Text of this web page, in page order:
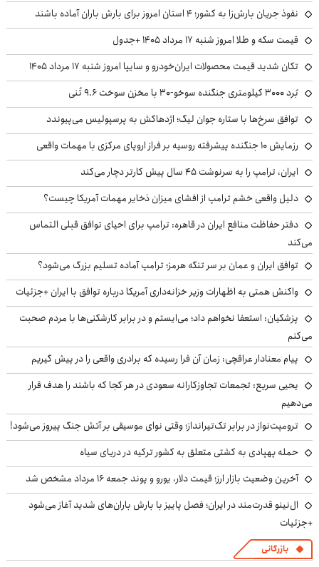
نفوذ جریان بارش‌زا به کشور؛ ۴ استان امروز برای بارش باران آماده باشند
قیمت سکه و طلا امروز شنبه ۱۷ مرداد ۱۴۰۵ +جدول
تکان شدید قیمت محصولات ایران‌خودرو و سایپا امروز شنبه ۱۷ مرداد ۱۴۰۵
بُرد ۳۰۰۰ کیلومتری جنگنده سوخو-۳۰ با مخزن سوخت ۹.۶ تُنی
توافق سرخ‌ها با ستاره جوان لیگ؛ اژدهاکش به پرسپولیس می‌پیوندد
رزمایش ۱۰ جنگنده پیشرفته روسیه بر فراز اروپای مرکزی با مهمات واقعی
ایران، ترامپ را به سرنوشت ۴۵ سال پیش کارتر دچار می‌کند
دلیل واقعی خشم ترامپ از افشای میزان ذخایر مهمات آمریکا چیست؟
دفتر حفاظت منافع ایران در قاهره: ترامپ برای احیای توافق قبلی التماس
می‌کند
توافق ایران و عمان بر سر تنگه هرمز؛ ترامپ آماده تسلیم بزرگ می‌شود؟
واکنش همتی به اظهارات وزیر خزانه‌داری آمریکا درباره توافق با ایران +جزئیات
پزشکیان: استعفا نخواهم داد؛ می‌ایستم و در برابر کارشکنی‌ها با مردم صحبت
می‌کنم
پیام معنادار عراقچی: زمان آن فرا رسیده که برادری واقعی را در پیش گیریم
یحیی سریع: تجمعات تجاوزکارانه سعودی در هر کجا که باشند را هدف قرار
می‌دهیم
ترومپت‌نواز در برابر تک‌تیرانداز؛ وقتی نوای موسیقی بر آتش جنگ پیروز می‌شود!
حمله پهپادی به کشتی متعلق به کشور ترکیه در دریای سیاه
آخرین وضعیت بازار ارز؛ قیمت دلار، یورو و پوند جمعه ۱۶ مرداد مشخص شد
ال‌نینو قدرت‌مند در ایران؛ فصل پاییز با بارش باران‌های شدید آغاز می‌شود
+جزئیات
بازرگانی